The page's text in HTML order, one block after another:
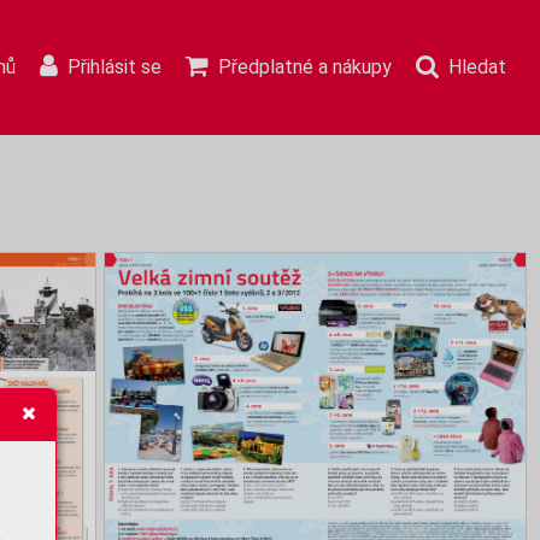
Přihlásit se Předplatné a nákupy Hledat